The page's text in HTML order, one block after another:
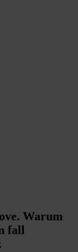
Warum
fall